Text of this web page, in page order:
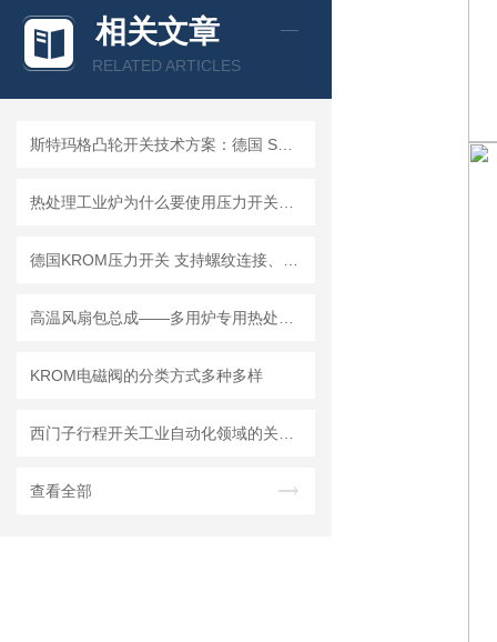
相关文章
RELATED ARTICLES
KROM电磁阀的分类方式多种多样
查看全部